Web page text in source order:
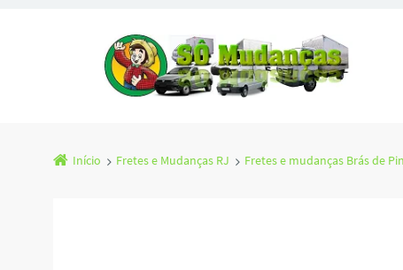
Início Fretes e Mudanças RJ Fretes e mudanças Brás de